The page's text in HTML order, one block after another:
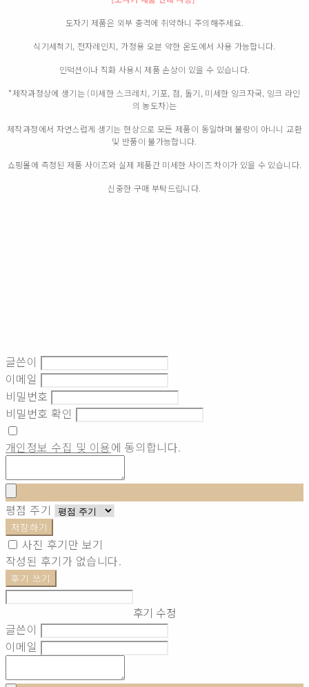
도자기 제품은 외부 충격에 취약하니 주의해주세요.
식기세척기, 전자레인지, 가정용 오븐 약한 온도에서 사용 가능합니다.
인덕션이나 직화 사용시 제품 손상이 있을 수 있습니다.
*제작과정상에 생기는 (미세한 스크레치, 기포, 점, 돌기, 미세한 잉크자국, 잉크 라인
의 농도차)는
제작과정에서 자연스럽게 생기는 현상으로 모든 제품이 동일하며 불량이 아니니 교환
및 반품이 불가능합니다.
쇼핑몰에 측정된 제품 사이즈와 실제 제품간 미세한 사이즈 차이가 있을 수 있습니다.
신중한 구매 부탁드립니다.
글쓴이
이메일
비밀번호
비밀번호 확인
개인정보 수집 및 이용에 동의합니다.
평점 주기
저장하기
사진 후기만 보기
작성된 후기가 없습니다.
후기 쓰기
후기 수정
글쓴이
이메일